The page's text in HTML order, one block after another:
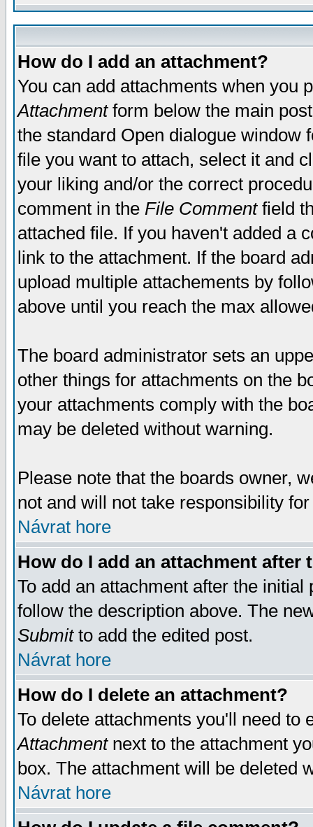
How do I add an attachment?
You can add attachments when you
Attachmentform below the main
the standard Open dialogue window
file you want to attach, select it and
your liking and/or the correct
comment in the File Commentfield
attached file. If you haven't added a
link to the attachment. If the board
upload multiple attachements by
above until you reach the max
The board administrator sets an
other things for attachments on the
your attachments comply with the
may be deleted without warning.
Please note that the boards owner,
not and will not take responsibility
Návrat hore
How do I add an attachment after
To add an attachment after the
follow the description above. The
Submitto add the edited post.
Návrat hore
How do I delete an attachment?
To delete attachments you'll need
Attachmentnext to the attachment
box. The attachment will be deleted
Návrat hore